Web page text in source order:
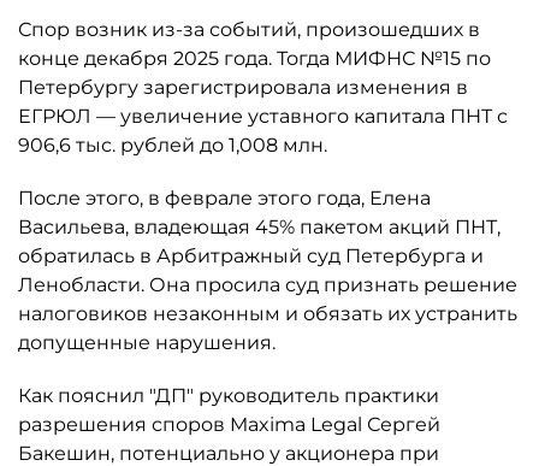
Спор возник из-за событий, произошедших в
конце декабря 2025 года. Тогда МИФНС №15 по
Петербургу зарегистрировала изменения в
ЕГРЮЛ — увеличение уставного капитала ПНТ с
906,6 тыс. рублей до 1,008 млн.
После этого, в феврале этого года, Елена
Васильева, владеющая 45% пакетом акций ПНТ,
обратилась в Арбитражный суд Петербурга и
Ленобласти. Она просила суд признать решение
налоговиков незаконным и обязать их устранить
допущенные нарушения.
Как пояснил "ДП" руководитель практики
разрешения споров Maxima Legal Сергей
Бакешин, потенциально у акционера при